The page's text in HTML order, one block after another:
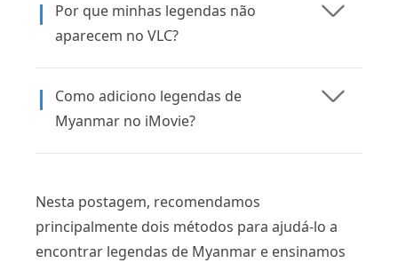
Por que minhas legendas não
aparecem no VLC?
Como adiciono legendas de
Myanmar no iMovie?
Nesta postagem, recomendamos
principalmente dois métodos para ajudá-lo a
encontrar legendas de Myanmar e ensinamos